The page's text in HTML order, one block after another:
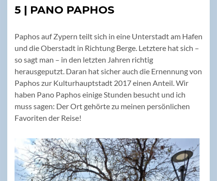
5 | PANO PAPHOS
Paphos auf Zypern teilt sich in eine Unterstadt am Hafen
und die Oberstadt in Richtung Berge. Letztere hat sich –
so sagt man – in den letzten Jahren richtig
herausgeputzt. Daran hat sicher auch die Ernennung von
Paphos zur Kulturhauptstadt 2017 einen Anteil. Wir
haben Pano Paphos einige Stunden besucht und ich
muss sagen: Der Ort gehörte zu meinen persönlichen
Favoriten der Reise!